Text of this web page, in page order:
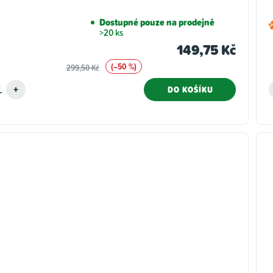
Dostupné pouze na prodejně
>20 ks
149,75 Kč
299,50 Kč
(–50 %)
DO KOŠÍKU